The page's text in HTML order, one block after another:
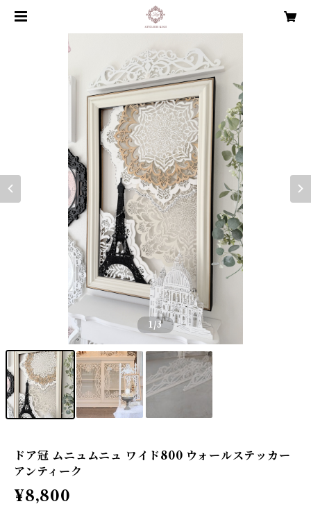
1/3
ドア冠 ムニュムニュ ワイド800 ウォールステッカー
アンティーク
¥8,800